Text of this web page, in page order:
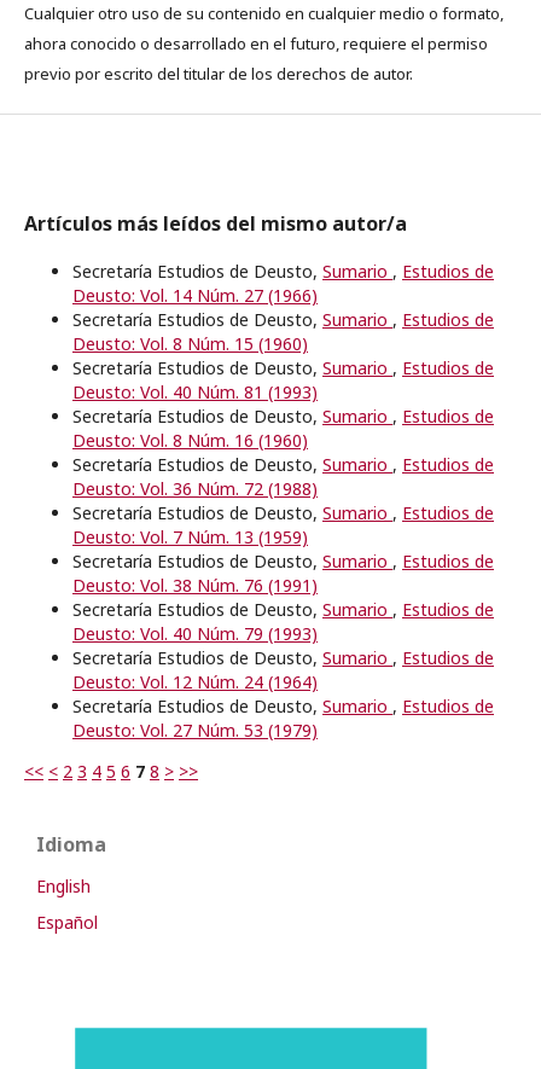
Cualquier otro uso de su contenido en cualquier medio o formato,
ahora conocido o desarrollado en el futuro, requiere el permiso
previo por escrito del titular de los derechos de autor.
Artículos más leídos del mismo autor/a
Secretaría Estudios de Deusto, Sumario , Estudios de
Deusto: Vol. 14 Núm. 27 (1966)
Secretaría Estudios de Deusto, Sumario , Estudios de
Deusto: Vol. 8 Núm. 15 (1960)
Secretaría Estudios de Deusto, Sumario , Estudios de
Deusto: Vol. 40 Núm. 81 (1993)
Secretaría Estudios de Deusto, Sumario , Estudios de
Deusto: Vol. 8 Núm. 16 (1960)
Secretaría Estudios de Deusto, Sumario , Estudios de
Deusto: Vol. 36 Núm. 72 (1988)
Secretaría Estudios de Deusto, Sumario , Estudios de
Deusto: Vol. 7 Núm. 13 (1959)
Secretaría Estudios de Deusto, Sumario , Estudios de
Deusto: Vol. 38 Núm. 76 (1991)
Secretaría Estudios de Deusto, Sumario , Estudios de
Deusto: Vol. 40 Núm. 79 (1993)
Secretaría Estudios de Deusto, Sumario , Estudios de
Deusto: Vol. 12 Núm. 24 (1964)
Secretaría Estudios de Deusto, Sumario , Estudios de
Deusto: Vol. 27 Núm. 53 (1979)
<< < 2 3 4 5 6 7 8 > >>
Idioma
English
Español